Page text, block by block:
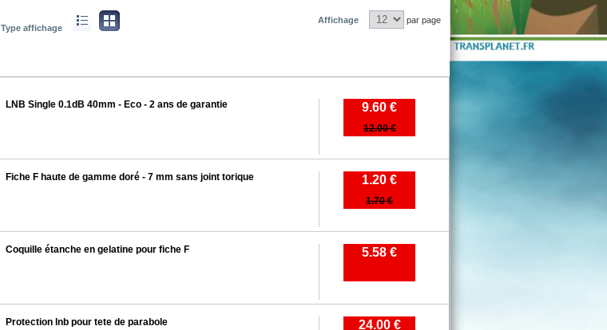
Type affichage
Affichage par page
LNB Single 0.1dB 40mm - Eco - 2 ans de garantie 9.60 €
12.00 €
Fiche F haute de gamme doré - 7 mm sans joint torique 1.20 €
1.70 €
Coquille étanche en gelatine pour fiche F 5.58 €
Protection lnb pour tete de parabole 24.00 €